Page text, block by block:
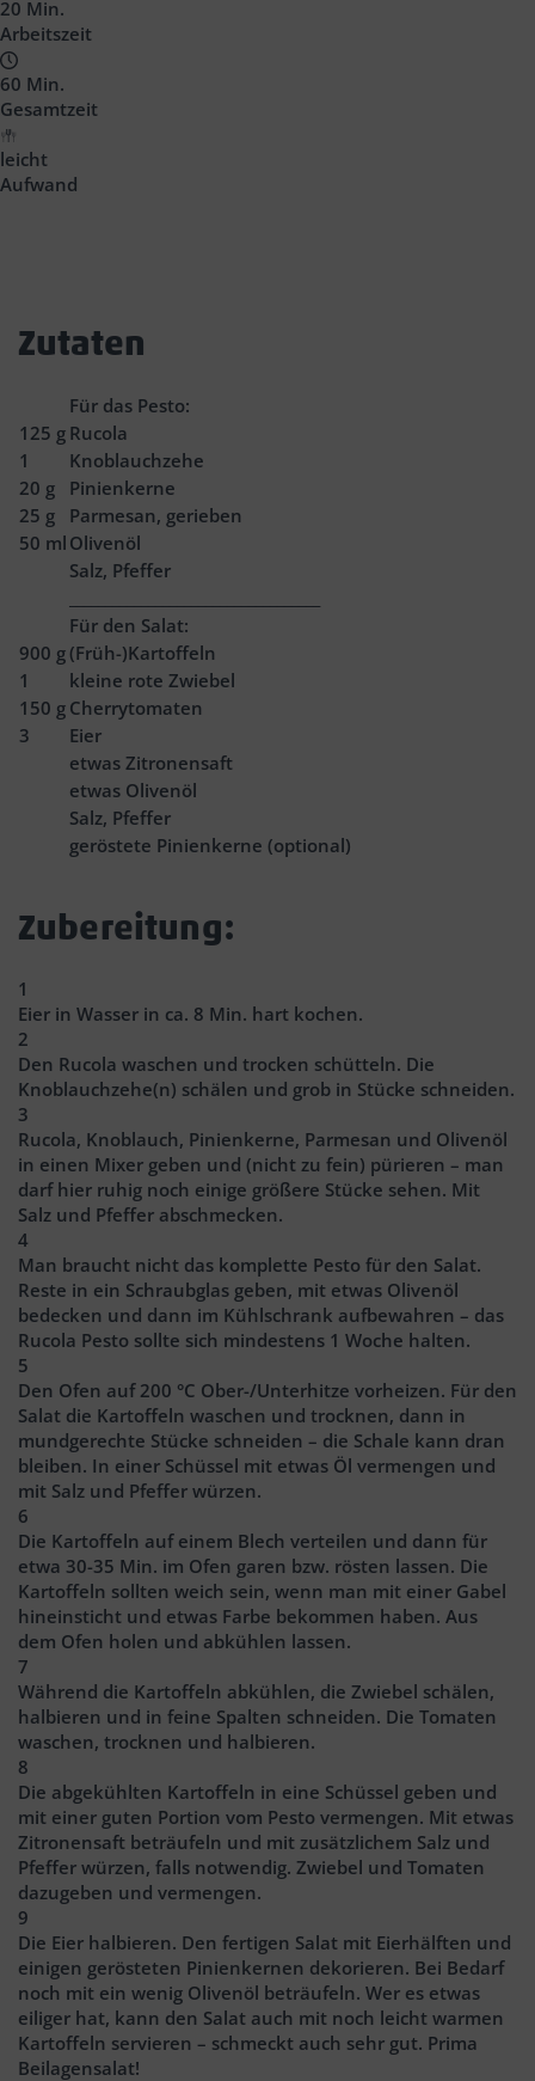
20 Min.
Arbeitszeit
60 Min.
Gesamtzeit
leicht
Aufwand
Zutaten
Für das Pesto:
125 g Rucola
1
Knoblauchzehe
20 g
Pinienkerne
25 g
Parmesan, gerieben
50 ml Olivenöl
Salz, Pfeffer
Für den Salat:
900 g (Früh-)Kartoffeln
1
kleine rote Zwiebel
150 g Cherrytomaten
3
Eier
etwas Zitronensaft
etwas Olivenöl
Salz, Pfeffer
geröstete Pinienkerne (optional)
Zubereitung:
1
Eier in Wasser in ca. 8 Min. hart kochen.
2
Den Rucola waschen und trocken schütteln. Die
Knoblauchzehe(n) schälen und grob in Stücke schneiden.
3
Rucola, Knoblauch, Pinienkerne, Parmesan und Olivenöl
in einen Mixer geben und (nicht zu fein) pürieren – man
darf hier ruhig noch einige größere Stücke sehen. Mit
Salz und Pfeffer abschmecken.
4
Man braucht nicht das komplette Pesto für den Salat.
Reste in ein Schraubglas geben, mit etwas Olivenöl
bedecken und dann im Kühlschrank aufbewahren – das
Rucola Pesto sollte sich mindestens 1 Woche halten.
5
Den Ofen auf 200 °C Ober-/Unterhitze vorheizen. Für den
Salat die Kartoffeln waschen und trocknen, dann in
mundgerechte Stücke schneiden – die Schale kann dran
bleiben. In einer Schüssel mit etwas Öl vermengen und
mit Salz und Pfeffer würzen.
6
Die Kartoffeln auf einem Blech verteilen und dann für
etwa 30-35 Min. im Ofen garen bzw. rösten lassen. Die
Kartoffeln sollten weich sein, wenn man mit einer Gabel
hineinsticht und etwas Farbe bekommen haben. Aus
dem Ofen holen und abkühlen lassen.
7
Während die Kartoffeln abkühlen, die Zwiebel schälen,
halbieren und in feine Spalten schneiden. Die Tomaten
waschen, trocknen und halbieren.
8
Die abgekühlten Kartoffeln in eine Schüssel geben und
mit einer guten Portion vom Pesto vermengen. Mit etwas
Zitronensaft beträufeln und mit zusätzlichem Salz und
Pfeffer würzen, falls notwendig. Zwiebel und Tomaten
dazugeben und vermengen.
9
Die Eier halbieren. Den fertigen Salat mit Eierhälften und
einigen gerösteten Pinienkernen dekorieren. Bei Bedarf
noch mit ein wenig Olivenöl beträufeln. Wer es etwas
eiliger hat, kann den Salat auch mit noch leicht warmen
Kartoffeln servieren – schmeckt auch sehr gut. Prima
Beilagensalat!